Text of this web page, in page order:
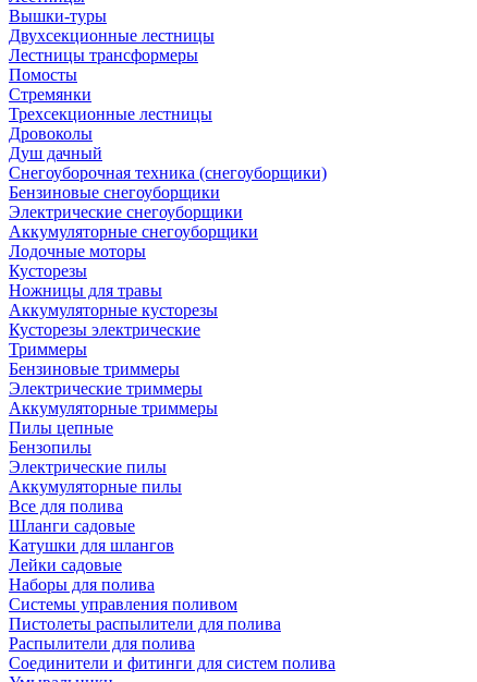
Вышки-туры
Двухсекционные лестницы
Лестницы трансформеры
Помосты
Стремянки
Трехсекционные лестницы
Дровоколы
Душ дачный
Снегоуборочная техника (снегоуборщики)
Бензиновые снегоуборщики
Электрические снегоуборщики
Аккумуляторные снегоуборщики
Лодочные моторы
Кусторезы
Ножницы для травы
Аккумуляторные кусторезы
Кусторезы электрические
Триммеры
Бензиновые триммеры
Электрические триммеры
Аккумуляторные триммеры
Пилы цепные
Бензопилы
Электрические пилы
Аккумуляторные пилы
Все для полива
Шланги садовые
Катушки для шлангов
Лейки садовые
Наборы для полива
Системы управления поливом
Пистолеты распылители для полива
Распылители для полива
Соединители и фитинги для систем полива